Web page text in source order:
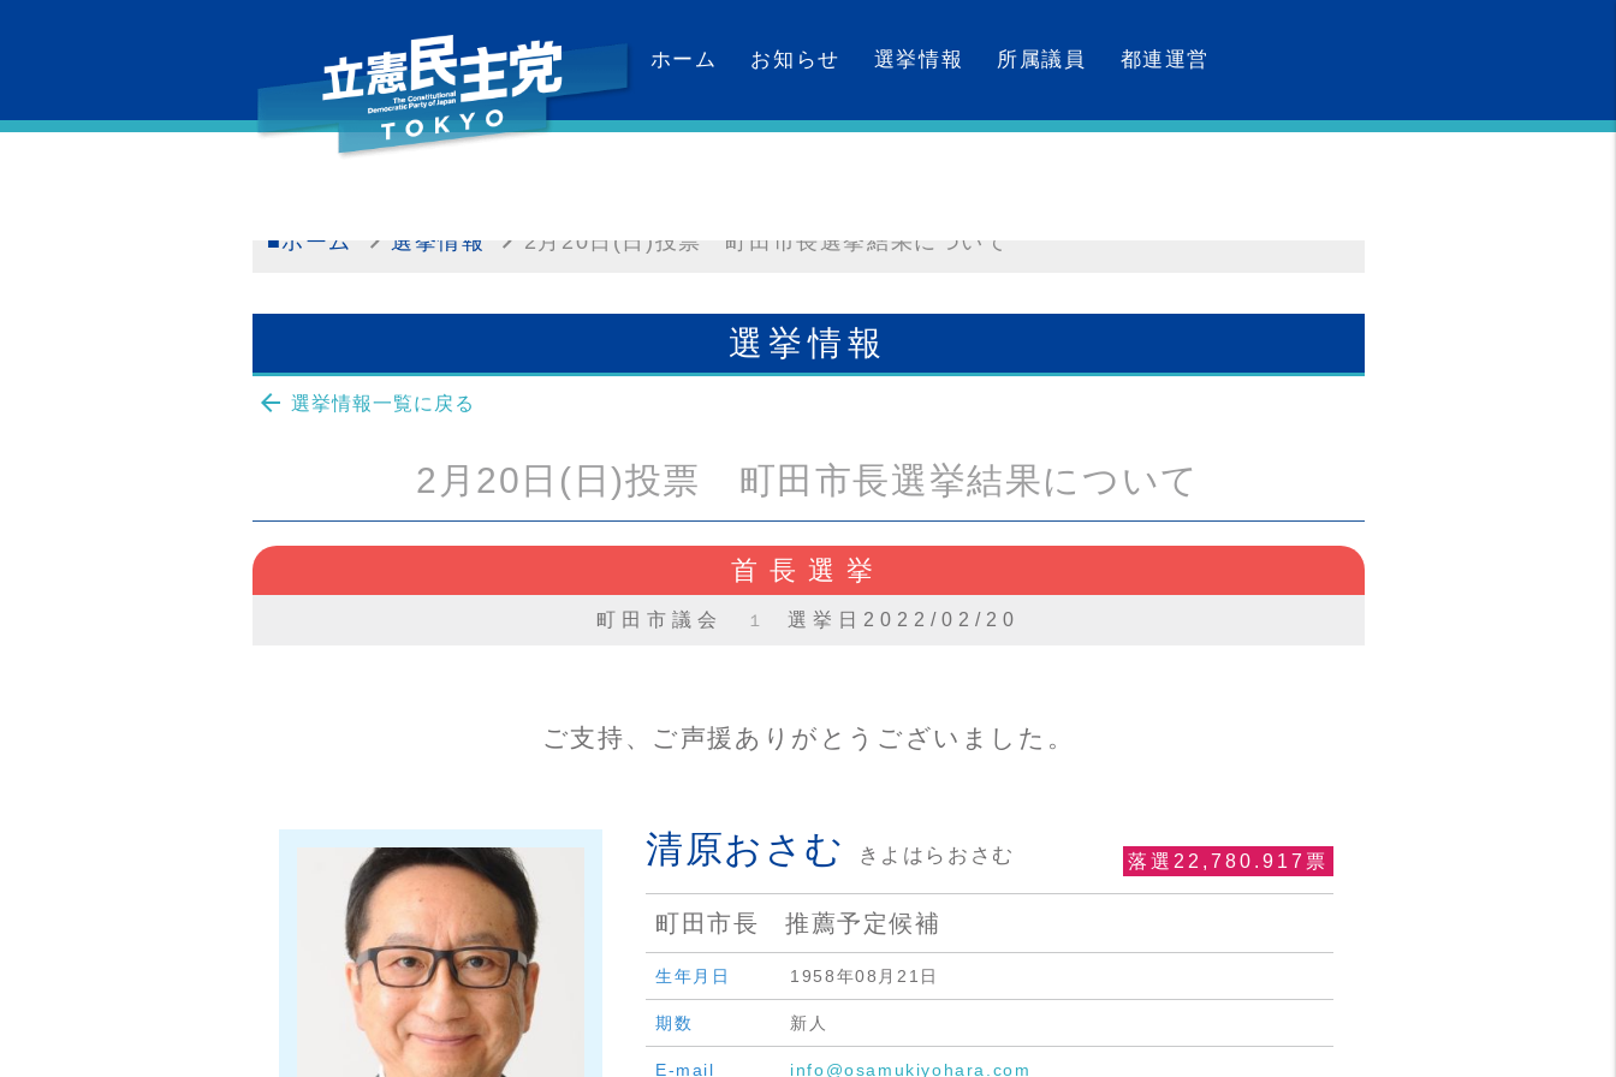
ホーム お知らせ 選挙情報 所属議員 都連運営
■ホーム 選挙情報 2月20日(日)投票 町田市長選挙結果について
選挙情報
arrow_back 選挙情報一覧に戻る
2月20日(日)投票 町田市長選挙結果について
首長選挙
町田市議会 １ 選挙日2022/02/20
ご支持、ご声援ありがとうございました。
清原おさむ きよはらおさむ 落選22,780.917票
町田市長 推薦予定候補
生年月日 1958年08月21日
期数 新人
E-mail info@osamukiyohara.com